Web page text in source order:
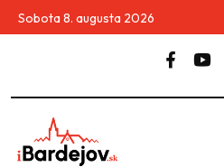
Sobota 8. augusta 2026